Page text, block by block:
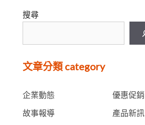
搜尋
文章分類 category
企業動態
優惠促銷
故事報導
產品新訊